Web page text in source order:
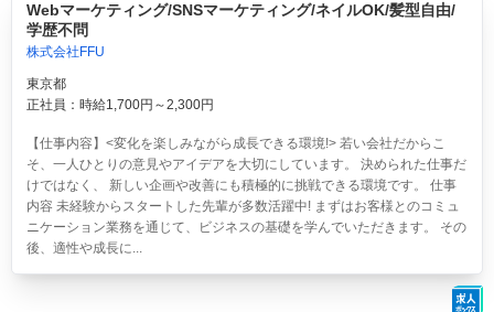
Webマーケティング/SNSマーケティング/ネイルOK/髪型自由/
学歴不問
株式会社FFU
東京都
正社員：時給1,700円～2,300円
【仕事内容】<変化を楽しみながら成長できる環境!> 若い会社だからこ
そ、一人ひとりの意見やアイデアを大切にしています。 決められた仕事だ
けではなく、 新しい企画や改善にも積極的に挑戦できる環境です。 仕事
内容 未経験からスタートした先輩が多数活躍中! まずはお客様とのコミュ
ニケーション業務を通じて、ビジネスの基礎を学んでいただきます。 その
後、適性や成長に...